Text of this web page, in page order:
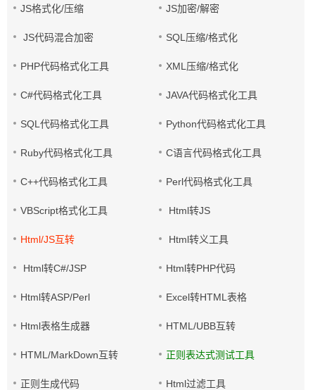
JS格式化/压缩 JS加密/解密
JS代码混合加密 SQL压缩/格式化
PHP代码格式化工具 XML压缩/格式化
C#代码格式化工具 JAVA代码格式化工具
SQL代码格式化工具 Python代码格式化工具
Ruby代码格式化工具 C语言代码格式化工具
C++代码格式化工具 Perl代码格式化工具
VBScript格式化工具 Html转JS
Html/JS互转 Html转义工具
Html转C#/JSP Html转PHP代码
Html转ASP/Perl Excel转HTML表格
Html表格生成器 HTML/UBB互转
HTML/MarkDown互转 正则表达式测试工具
正则生成代码 Html过滤工具